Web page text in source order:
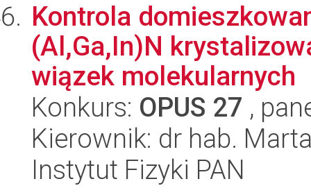
Kontrola
(Al,Ga,In)N
wiązek molekularnych
Konkurs: OPUS 27 ,
Kierownik: dr hab.
Instytut Fizyki PAN